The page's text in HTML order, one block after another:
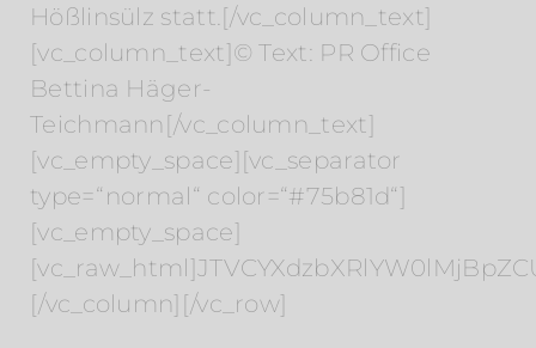
Hößlinsülz statt.[/vc_column_text]
[vc_column_text]© Text: PR Office
Bettina Häger-
Teichmann[/vc_column_text]
[vc_empty_space][vc_separator
type=“normal“ color=“#75b81d“]
[vc_empty_space]
[/vc_column][/vc_row]